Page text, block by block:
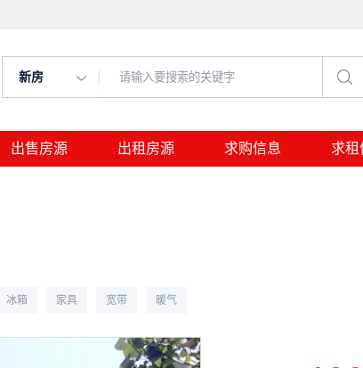
新房
出售房源 出租房源 求购信息 求租
冰箱 家具 宽带 暖气